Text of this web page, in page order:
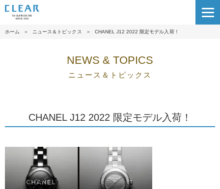
ホーム ＞ ニュース＆トピックス ＞ CHANEL J12 2022 限定モデル入荷！
NEWS & TOPICS
ニュース＆トピックス
CHANEL J12 2022 限定モデル入荷！